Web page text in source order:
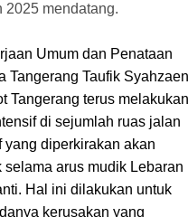
2025 mendatang.
Umum dan Penataan
Tangerang Taufik
Tangerang terus melakukan
di sejumlah ruas jalan
yang diperkirakan akan
arus mudik Lebaran
Hal ini dilakukan untuk
kerusakan yang